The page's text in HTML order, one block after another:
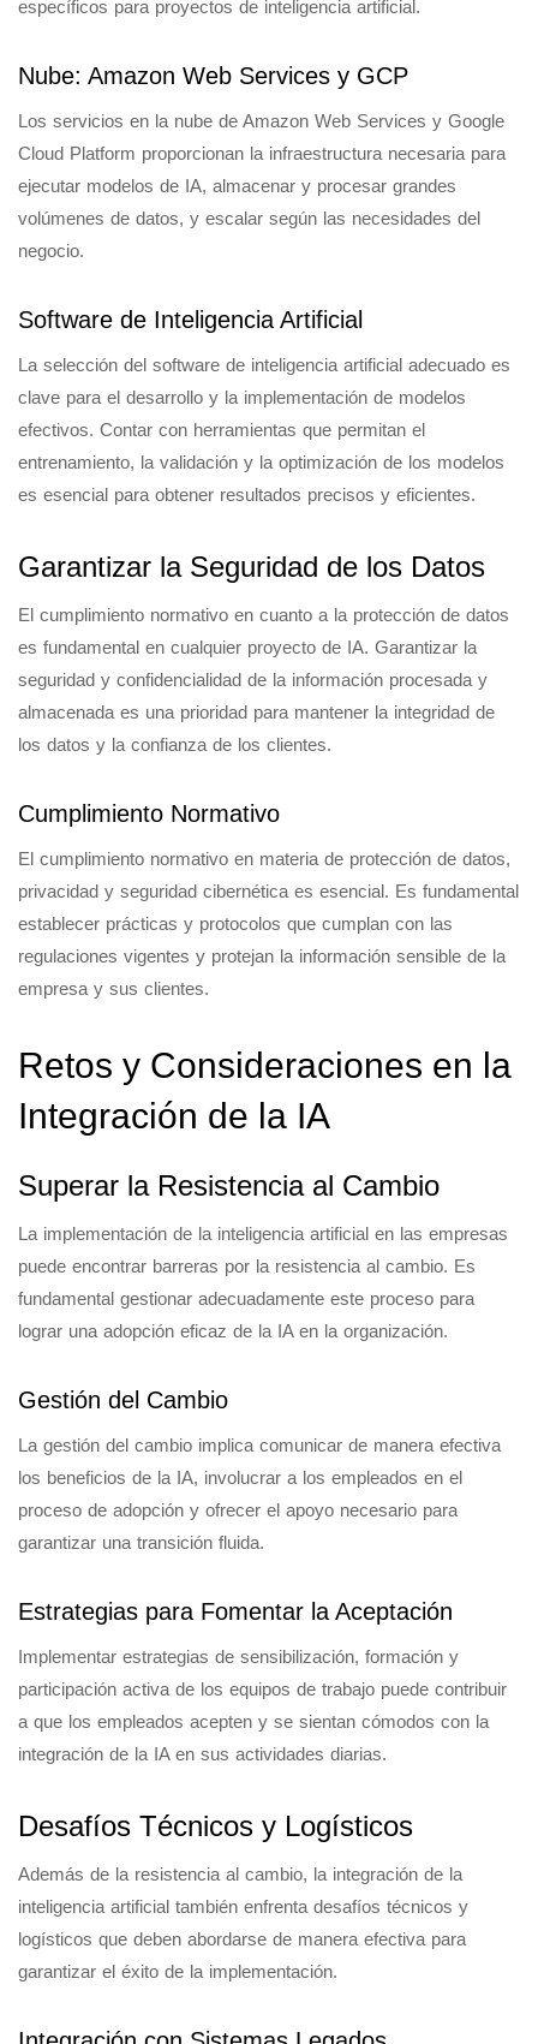
específicos para proyectos de inteligencia artificial.
Nube: Amazon Web Services y GCP
Los servicios en la nube de Amazon Web Services y Google
Cloud Platform proporcionan la infraestructura necesaria para
ejecutar modelos de IA, almacenar y procesar grandes
volúmenes de datos, y escalar según las necesidades del
negocio.
Software de Inteligencia Artificial
La selección del software de inteligencia artificial adecuado es
clave para el desarrollo y la implementación de modelos
efectivos. Contar con herramientas que permitan el
entrenamiento, la validación y la optimización de los modelos
es esencial para obtener resultados precisos y eficientes.
Garantizar la Seguridad de los Datos
El cumplimiento normativo en cuanto a la protección de datos
es fundamental en cualquier proyecto de IA. Garantizar la
seguridad y confidencialidad de la información procesada y
almacenada es una prioridad para mantener la integridad de
los datos y la confianza de los clientes.
Cumplimiento Normativo
El cumplimiento normativo en materia de protección de datos,
privacidad y seguridad cibernética es esencial. Es fundamental
establecer prácticas y protocolos que cumplan con las
regulaciones vigentes y protejan la información sensible de la
empresa y sus clientes.
Retos y Consideraciones en la
Integración de la IA
Superar la Resistencia al Cambio
La implementación de la inteligencia artificial en las empresas
puede encontrar barreras por la resistencia al cambio. Es
fundamental gestionar adecuadamente este proceso para
lograr una adopción eficaz de la IA en la organización.
Gestión del Cambio
La gestión del cambio implica comunicar de manera efectiva
los beneficios de la IA, involucrar a los empleados en el
proceso de adopción y ofrecer el apoyo necesario para
garantizar una transición fluida.
Estrategias para Fomentar la Aceptación
Implementar estrategias de sensibilización, formación y
participación activa de los equipos de trabajo puede contribuir
a que los empleados acepten y se sientan cómodos con la
integración de la IA en sus actividades diarias.
Desafíos Técnicos y Logísticos
Además de la resistencia al cambio, la integración de la
inteligencia artificial también enfrenta desafíos técnicos y
logísticos que deben abordarse de manera efectiva para
garantizar el éxito de la implementación.